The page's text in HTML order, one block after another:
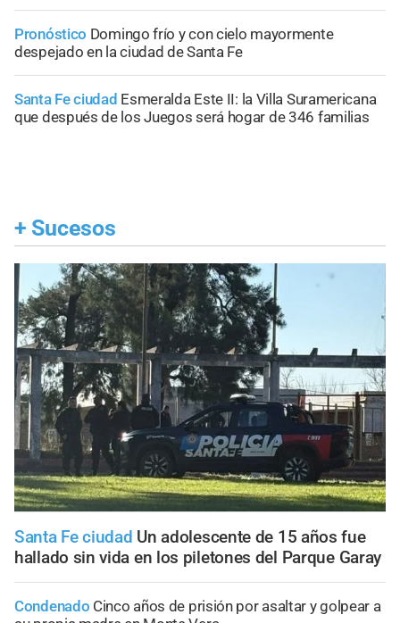
Pronóstico Domingo frío y con cielo mayormente
despejado en la ciudad de Santa Fe
Santa Fe ciudad Esmeralda Este II: la Villa Suramericana
que después de los Juegos será hogar de 346 familias
+ Sucesos
Santa Fe ciudad Un adolescente de 15 años fue
hallado sin vida en los piletones del Parque Garay
Condenado Cinco años de prisión por asaltar y golpear a